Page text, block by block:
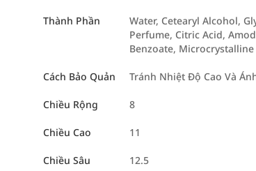
Thành Phần
Water, Cetearyl Alcohol,
Perfume, Citric Acid,
Benzoate,
Cách Bảo Quản Tránh Nhiệt Độ Cao Và
Chiều Rộng 8
Chiều Cao 11
Chiều Sâu 12.5